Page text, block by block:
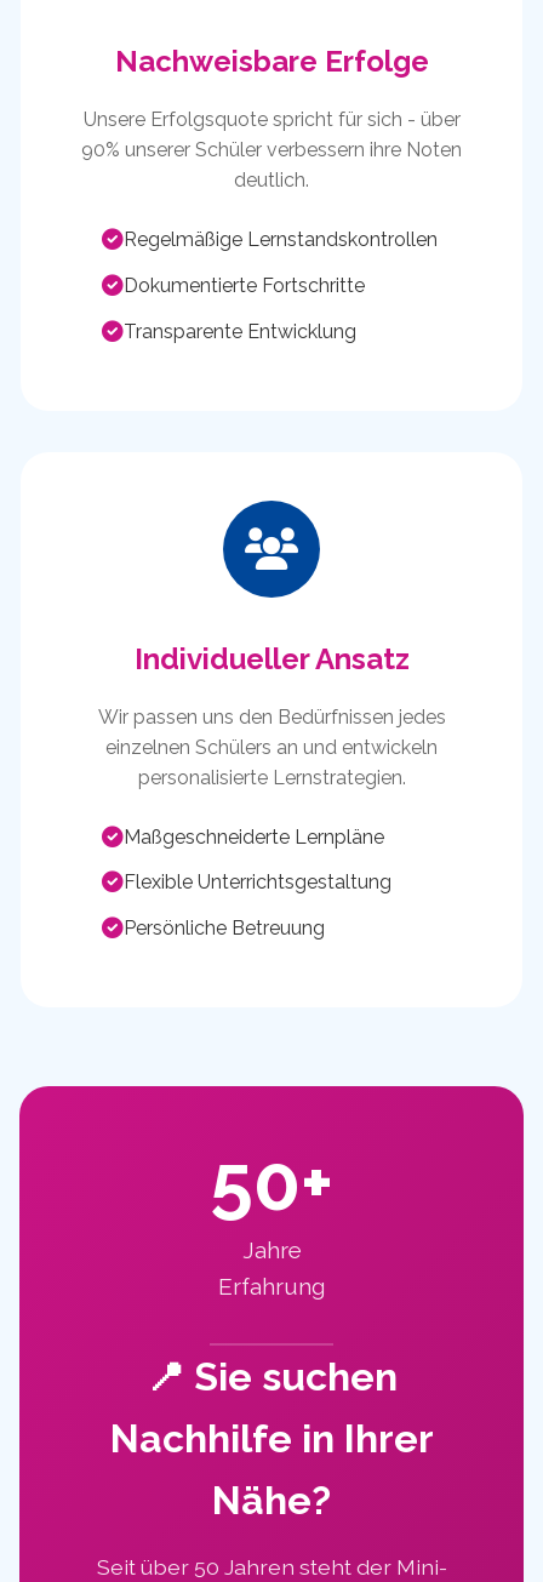
Nachweisbare Erfolge
Unsere Erfolgsquote spricht für sich - über
90% unserer Schüler verbessern ihre Noten
deutlich.
Regelmäßige Lernstandskontrollen
Dokumentierte Fortschritte
Transparente Entwicklung
Individueller Ansatz
Wir passen uns den Bedürfnissen jedes
einzelnen Schülers an und entwickeln
personalisierte Lernstrategien.
Maßgeschneiderte Lernpläne
Flexible Unterrichtsgestaltung
Persönliche Betreuung
50+
Jahre
Erfahrung
📍 Sie suchen
Nachhilfe in Ihrer
Nähe?
Seit über 50 Jahren steht der Mini-